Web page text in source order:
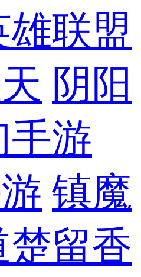
雄联盟
阴阳
手游
镇魔
楚留香